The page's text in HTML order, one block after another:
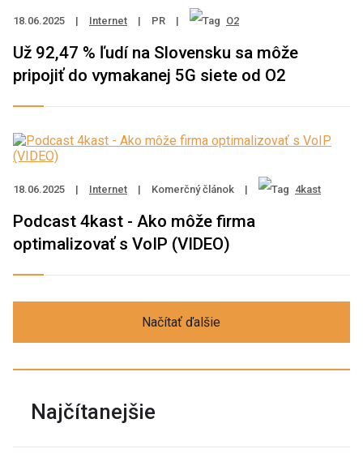
18.06.2025 | Internet | PR | O2
Už 92,47 % ľudí na Slovensku sa môže
pripojiť do vymakanej 5G siete od O2
18.06.2025 | Internet | Komerčný článok | 4kast
Podcast 4kast - Ako môže firma
optimalizovať s VoIP (VIDEO)
Načítať ďalšie
Najčítanejšie